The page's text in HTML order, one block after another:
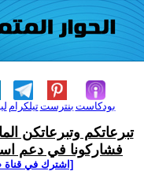
تيلكرامبنترست بودكاست
تبرعاتكم وتبرعاتكن
فشاركونا في دعم
[اشترك في قناة